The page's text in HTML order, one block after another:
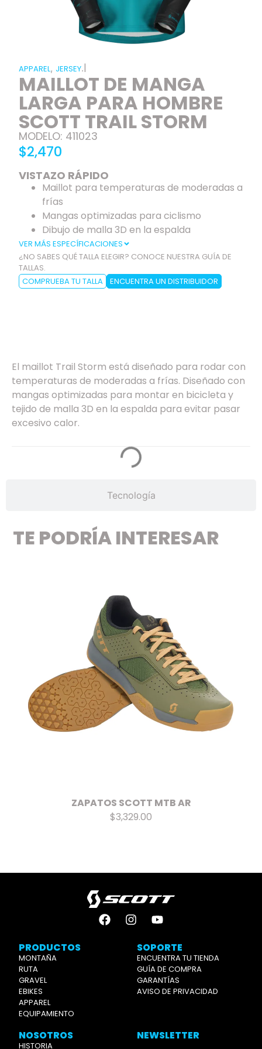
APPAREL, JERSEY.|
MAILLOT DE MANGA
LARGA PARA HOMBRE
SCOTT TRAIL STORM
MODELO: 411023
$2,470
VISTAZO RÁPIDO
Maillot para temperaturas de moderadas a
frías
Mangas optimizadas para ciclismo
Dibujo de malla 3D en la espalda
VER MÁS ESPECÍFICACIONES
¿NO SABES QUÉ TALLA ELEGIR? CONOCE NUESTRA GUÍA DE
TALLAS.
COMPRUEBA TU TALLA
ENCUENTRA UN DISTRIBUIDOR
Tecnología
El maillot Trail Storm está diseñado para rodar con
temperaturas de moderadas a frías. Diseñado con
mangas optimizadas para montar en bicicleta y
tejido de malla 3D en la espalda para evitar pasar
excesivo calor.
TE PODRÍA INTERESAR
ZAPATOS SCOTT MTB AR
$3,329.00
PRODUCTOS
MONTAÑA
RUTA
GRAVEL
EBIKES
APPAREL
EQUIPAMIENTO
SOPORTE
ENCUENTRA TU TIENDA
GUÍA DE COMPRA
GARANTÍAS
AVISO DE PRIVACIDAD
NOSOTROS
HISTORIA
NEWSLETTER